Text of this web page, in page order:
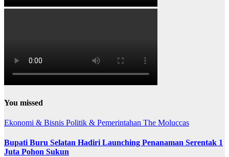
You missed
Ekonomi & Bisnis Politik & Pemerintahan The Moluccas
Bupati Buru Selatan Hadiri Launching Penanaman Serentak 1
Juta Pohon Sukun